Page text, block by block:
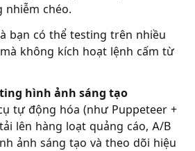
nhiễm chéo.
bạn có thể testing trên nhiều
không kích hoạt lệnh cấm từ
hình ảnh sáng tạo
tự động hóa (như Puppeteer +
lên hàng loạt quảng cáo, A/B
ảnh sáng tạo và theo dõi hiệu